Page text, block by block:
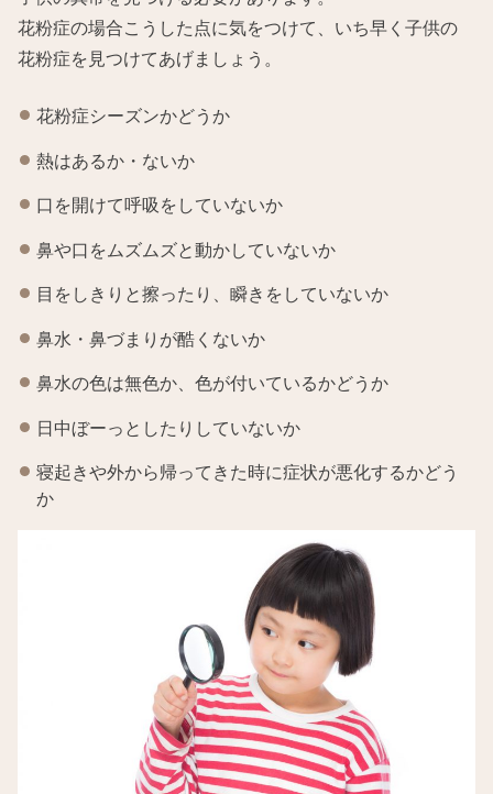
花粉症の場合こうした点に気をつけて、いち早く子供の
花粉症を見つけてあげましょう。
花粉症シーズンかどうか
熱はあるか・ないか
口を開けて呼吸をしていないか
鼻や口をムズムズと動かしていないか
目をしきりと擦ったり、瞬きをしていないか
鼻水・鼻づまりが酷くないか
鼻水の色は無色か、色が付いているかどうか
日中ぼーっとしたりしていないか
寝起きや外から帰ってきた時に症状が悪化するかどう
か